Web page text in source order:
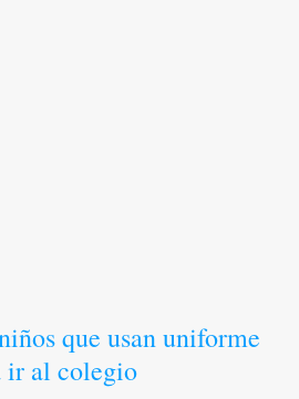
que usan uniforme
ir al colegio